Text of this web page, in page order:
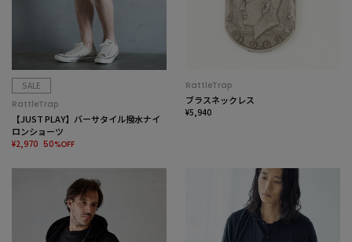
SALE
RattleTrap
【JUST PLAY】バーサタイル撥水ナイ
ロンショーツ
¥2,970 50%OFF
RattleTrap
ブラスネックレス
¥5,940